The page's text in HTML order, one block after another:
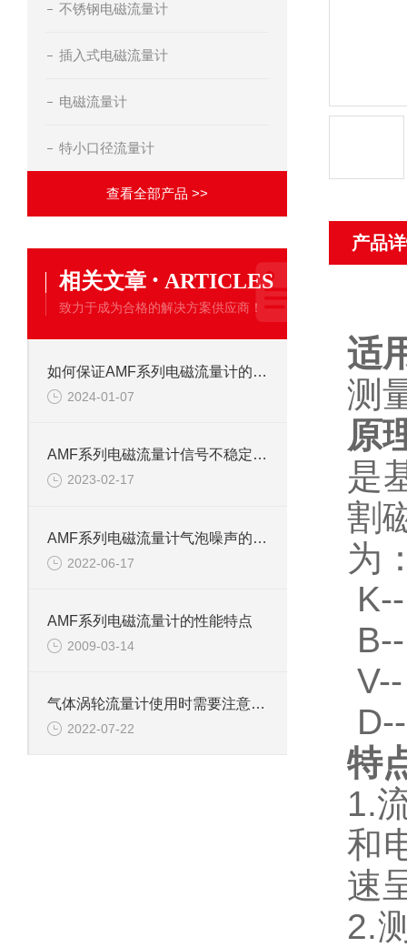
不锈钢电磁流量计
插入式电磁流量计
电磁流量计
特小口径流量计
查看全部产品 >>
相关文章 · ARTICLES
致力于成为合格的解决方案供应商！
如何保证AMF系列电磁流量计的测量精度
2024-01-07
AMF系列电磁流量计信号不稳定三大原因
2023-02-17
AMF系列电磁流量计气泡噪声的解决方法
2022-06-17
AMF系列电磁流量计的性能特点
2009-03-14
气体涡轮流量计使用时需要注意哪些
2022-07-22
产品
适
测
原
是
割
为
K
B
V
D
特
1.
和
速
2.